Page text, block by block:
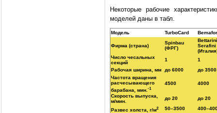
Некоторые рабочие
моделей даны в табл.
Модель TurboCard
Фирма (страна)
Spinbau
(ФРГ)
Serafini
Число чесальных
секций
1
1
Рабочая ширина, мм
до 6000
до 3500
Частота вращения
расчесывающего
барабана, мин. -1
4500 4000
Скорость выпуска,
м/мин.
до 20 до 20
Развес холста, г/м2 50–3500